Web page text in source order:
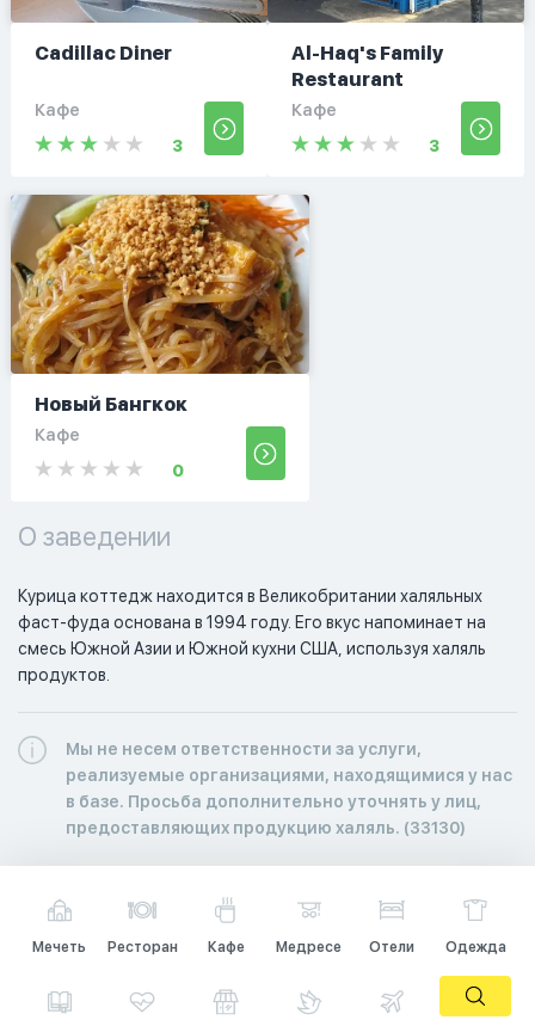
Cadillac Diner
Кафе
3
Al-Haq's Family
Restaurant
Кафе
3
Новый Бангкок
Кафе
0
О заведении
Курица коттедж находится в Великобритании халяльных
фаст-фуда основана в 1994 году. Его вкус напоминает на
смесь Южной Азии и Южной кухни США, используя халяль
продуктов.
Мы не несем ответственности за услуги,
реализуемые организациями, находящимися у нас
в базе. Просьба дополнительно уточнять у лиц,
предоставляющих продукцию халяль. (33130)
Мечеть Ресторан Кафе Медресе Отели Одежда